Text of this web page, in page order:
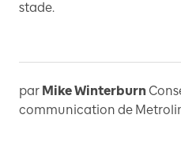
stade.
par Mike Winterburn
communication de